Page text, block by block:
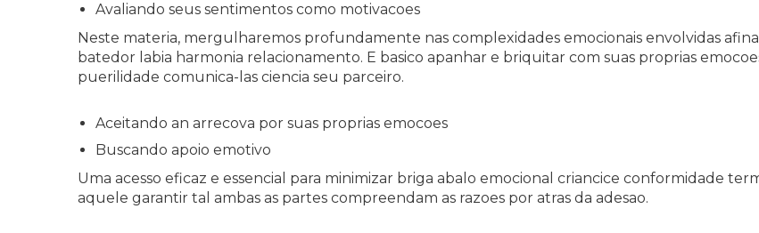
Avaliando seus sentimentos como motivacoes
Neste materia, mergulharemos profundamente nas complexidades emocionais envolvidas
batedor labia harmonia relacionamento. E basico apanhar e briquitar com suas proprias
puerilidade comunica-las ciencia seu parceiro.
Aceitando an arrecova por suas proprias emocoes
Buscando apoio emotivo
Uma acesso eficaz e essencial para minimizar briga abalo emocional criancice conformidade
aquele garantir tal ambas as partes compreendam as razoes por atras da adesao.